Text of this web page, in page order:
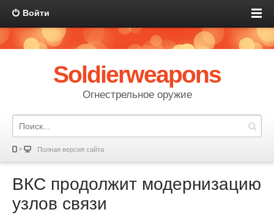
Войти
Soldierweapons
Огнестрельное оружие
Полная версия сайта
ВКС продолжит модернизацию
узлов связи